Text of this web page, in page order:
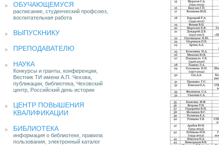
ОБУЧАЮЩЕМУСЯ
расписание, студенческий профсоюз,
воспитательная работа
ВЫПУСКНИКУ
ПРЕПОДАВАТЕЛЮ
НАУКА
Конкурсы и гранты, конференции,
Вестник ТИ имени А.П. Чехова,
публикации, библиотека, Чеховский
центр, Российский день истории
ЦЕНТР ПОВЫШЕНИЯ
КВАЛИФИКАЦИИ
БИБЛИОТЕКА
информация о библиотеке, правила
пользования, электронный каталог